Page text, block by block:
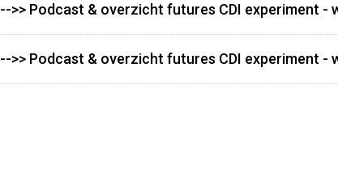
-->> Podcast & overzicht futures CDI experiment -
-->> Podcast & overzicht futures CDI experiment -